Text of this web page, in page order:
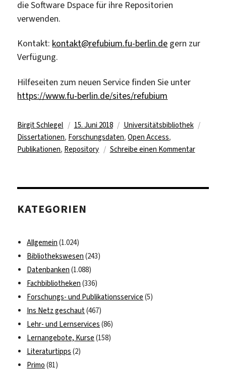
die Software Dspace für ihre Repositorien
verwenden.
Kontakt: kontakt@refubium.fu-berlin.de gern zur
Verfügung.
Hilfeseiten zum neuen Service finden Sie unter
https://www.fu-berlin.de/sites/refubium
Autor
Birgit Schlegel
Veröffentlicht
am
15. Juni 2018 Kategorien
Universitätsbibliothek
Dissertationen, Forschungsdaten,Open Access,
Publikationen, Repository Schreibe einen Kommentarzu
das
KATEGORIEN
Allgemein (1.024)
Bibliothekswesen (243)
Datenbanken (1.088)
Fachbibliotheken (336)
Forschungs- und Publikationsservice (5)
Ins Netz geschaut(467)
Lehr- und Lernservices (86)
Lernangebote, Kurse (158)
Literaturtipps (2)
Primo (81)